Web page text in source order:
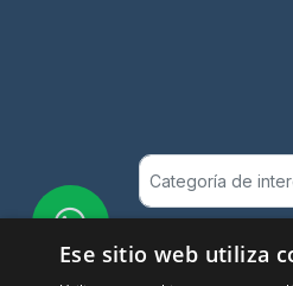
Ese sitio web utiliza